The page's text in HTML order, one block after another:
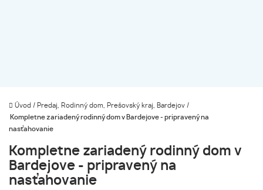
Úvod / Predaj, Rodinný dom, Prešovský kraj, Bardejov /
Kompletne zariadený rodinný dom v Bardejove - pripravený na
nasťahovanie
Kompletne zariadený rodinný dom v
Bardejove - pripravený na
nasťahovanie